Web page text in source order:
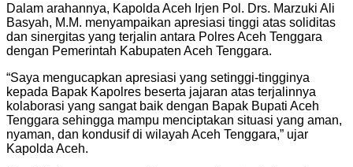
Dalam arahannya, Kapolda Aceh Irjen Pol. Drs. Marzuki Ali
Basyah, M.M. menyampaikan apresiasi tinggi atas soliditas
dan sinergitas yang terjalin antara Polres Aceh Tenggara
dengan Pemerintah Kabupaten Aceh Tenggara.
“Saya mengucapkan apresiasi yang setinggi-tingginya
kepada Bapak Kapolres beserta jajaran atas terjalinnya
kolaborasi yang sangat baik dengan Bapak Bupati Aceh
Tenggara sehingga mampu menciptakan situasi yang aman,
nyaman, dan kondusif di wilayah Aceh Tenggara,” ujar
Kapolda Aceh.